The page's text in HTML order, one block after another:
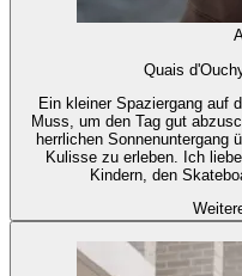
Quais
Ein kleiner Spaziergang auf
Muss, um den Tag gut
herrlichen Sonnenuntergang
Kulisse zu erleben. Ich
Kindern, den